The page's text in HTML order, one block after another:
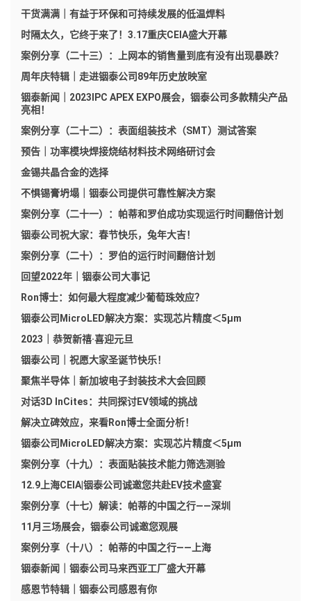
干货满满｜有益于环保和可持续发展的低温焊料
时隔太久，它终于来了！3.17重庆CEIA盛大开幕
案例分享（二十三）：上网本的销售量到底有没有出现暴跌？
周年庆特辑｜走进铟泰公司89年历史放映室
铟泰新闻｜2023IPC APEX EXPO展会，铟泰公司多款精尖产品
亮相！
案例分享（二十二）：表面组装技术（SMT）测试答案
预告｜功率模块焊接烧结材料技术网络研讨会
金锡共晶合金的选择
不惧锡膏坍塌｜铟泰公司提供可靠性解决方案
案例分享（二十一）：帕蒂和罗伯成功实现运行时间翻倍计划
铟泰公司祝大家：春节快乐，兔年大吉！
案例分享（二十）：罗伯的运行时间翻倍计划
回望2022年｜铟泰公司大事记
Ron博士：如何最大程度减少葡萄珠效应？
铟泰公司MicroLED解决方案：实现芯片精度＜5μm
2023｜恭贺新禧·喜迎元旦
铟泰公司｜祝愿大家圣诞节快乐！
聚焦半导体｜新加坡电子封装技术大会回顾
对话3D InCites：共同探讨EV领域的挑战
解决立碑效应，来看Ron博士全面分析！
铟泰公司MicroLED解决方案：实现芯片精度＜5μm
案例分享（十九）：表面贴装技术能力筛选测验
12.9上海CEIA|铟泰公司诚邀您共赴EV技术盛宴
案例分享（十七）解读：帕蒂的中国之行——深圳
11月三场展会，铟泰公司诚邀您观展
案例分享（十八）：帕蒂的中国之行——上海
铟泰新闻｜铟泰公司马来西亚工厂盛大开幕
感恩节特辑｜铟泰公司感恩有你